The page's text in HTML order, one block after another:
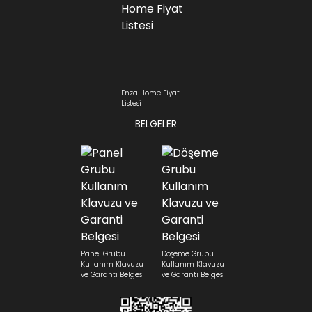
Enza Home Fiyat
Listesi
BELGELER
Panel Grubu
Kullanım Klavuzu
ve Garanti Belgesi
Döşeme Grubu
Kullanım Klavuzu
ve Garanti Belgesi